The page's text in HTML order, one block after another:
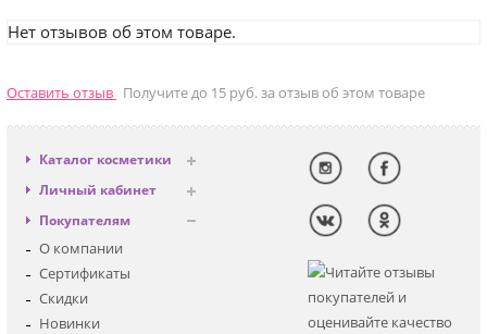
Нет отзывов об этом товаре.
Оставить отзыв Получите до 15 руб. за отзыв об этом товаре
Каталог косметики
Антивозрастная
Декоративная
Для глаз
Для тела
Личный кабинет
Вход
Регистрация
Покупателям
О компании
Сертификаты
Скидки
Новинки